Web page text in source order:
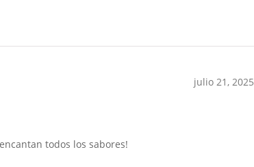
julio 21, 2025
todos los sabores!